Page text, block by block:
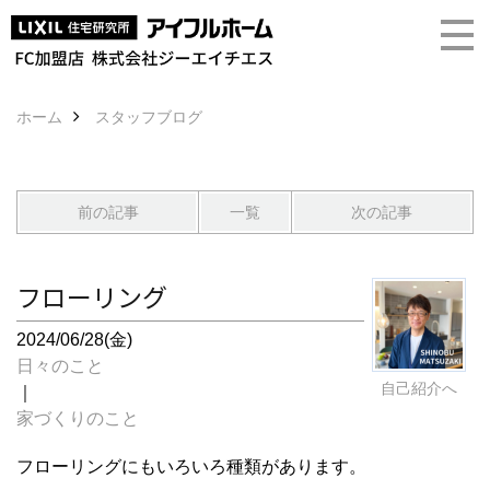
ホーム スタッフブログ
前の記事 一覧 次の記事
自己紹介へ
フローリング
2024/06/28(金)
日々のこと
家づくりのこと
フローリングにもいろいろ種類があります。